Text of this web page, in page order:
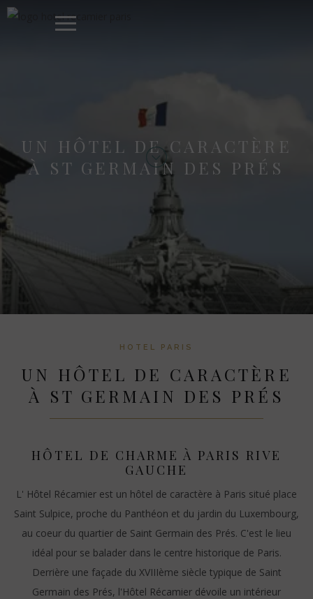
UN HÔTEL DE CARACTÈRE
À ST GERMAIN DES PRÉS
HOTEL PARIS
UN HÔTEL DE CARACTÈRE
À ST GERMAIN DES PRÉS
HÔTEL DE CHARME À PARIS RIVE
GAUCHE
L' Hôtel Récamier est un hôtel de caractère à Paris situé place
Saint Sulpice, proche du Panthéon et du jardin du Luxembourg,
au coeur du quartier de Saint Germain des Prés. C'est le lieu
idéal pour se balader dans le centre historique de Paris.
Derrière une façade du XVIIIème siècle typique de Saint
Germain des Prés, l'Hôtel Récamier dévoile un intérieur